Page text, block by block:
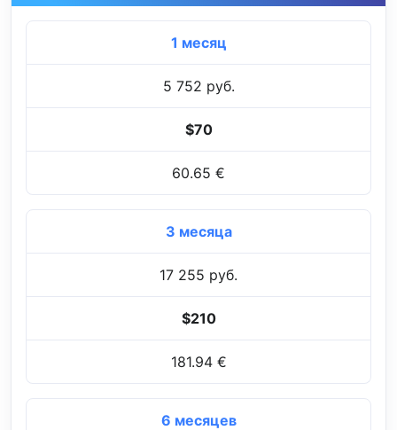
1 месяц
5 752 руб.
$70
60.65 €
3 месяца
17 255 руб.
$210
181.94 €
6 месяцев